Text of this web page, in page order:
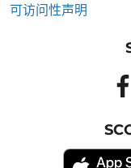
可访问性声明